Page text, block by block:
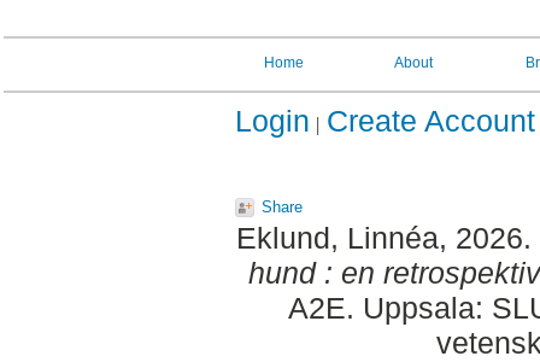
Home About
Login Create Account
Share
Eklund, Linnéa, 2026.
hund : en
A2E. Uppsala: